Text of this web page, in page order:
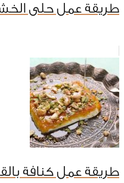
طريقة عمل حلى
طريقة عمل كنافة